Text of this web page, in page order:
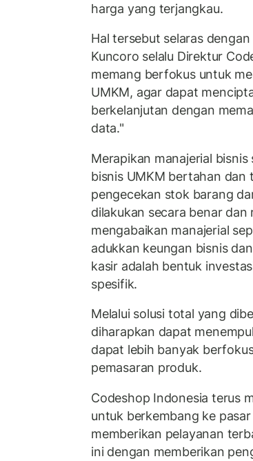
harga yang terjangkau.
Hal tersebut selaras
Kuncoro selalu Direktur
memang berfokus untuk
UMKM, agar dapat
berkelanjutan dengan
data."
Merapikan manajerial
bisnis UMKM bertahan dan
pengecekan stok barang
dilakukan secara benar dan
mengabaikan manajerial
adukkan keungan bisnis dan
kasir adalah bentuk
spesifik.
Melalui solusi total yang
diharapkan dapat
dapat lebih banyak
pemasaran produk.
Codeshop Indonesia terus
untuk berkembang ke
memberikan pelayanan
ini dengan memberikan